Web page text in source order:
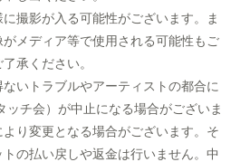
に撮影が入る可能性がございます。ま
メディア等で使用される可能性もご
承ください。
ないトラブルやアーティストの都合に
ッチ会）が中止になる場合がございま
り変更となる場合がございます。そ
の払い戻しや返金は行いません。中